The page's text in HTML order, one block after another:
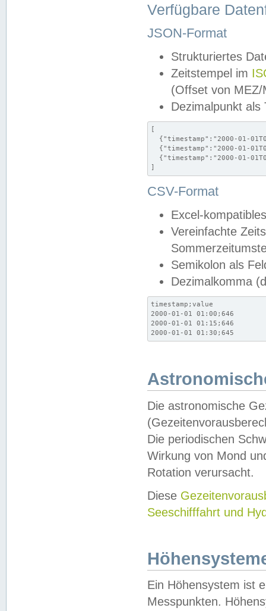
Verfügbare
JSON-Format
Strukturiertes
Zeitstempel im
(Offset von MEZ/
Dezimalpunkt als
[
{"timestamp":"2000-01-
{"timestamp":"2000-01-
{"timestamp":"2000-01-
]
CSV-Format
Excel-
Vereinfachte
Semikolon als
Dezimalkomma
timestamp;value
2000-01-01 01:00;646
2000-01-01 01:15;646
2000-01-01 01:30;645
Die astronomische
Die periodischen
Wirkung von Mond
Rotation verursacht.
Diese
Seeschifffahrt und
Ein Höhensystem ist
Messpunkten.